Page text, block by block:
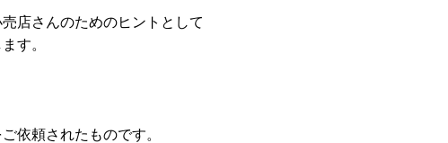
店さんのためのヒントとして
す。
依頼されたものです。